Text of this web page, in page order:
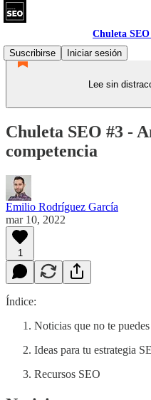
Chuleta
Suscribirse
Iniciar sesión
Lee sin
Chuleta SEO #3 -
competencia
Emilio Rodríguez García
mar 10, 2022
1
Índice:
Noticias que no te
Ideas para tu estrategia
Recursos SEO